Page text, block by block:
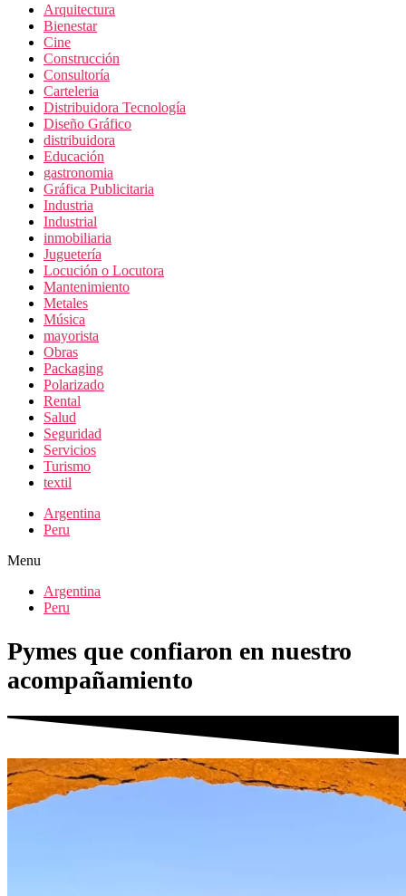
Arquitectura
Bienestar
Cine
Construcción
Consultoría
Carteleria
Distribuidora Tecnología
Diseño Gráfico
distribuidora
Educación
gastronomia
Gráfica Publicitaria
Industria
Industrial
inmobiliaria
Juguetería
Locución o Locutora
Mantenimiento
Metales
Música
mayorista
Obras
Packaging
Polarizado
Rental
Salud
Seguridad
Servicios
Turismo
textil
Argentina
Peru
Menu
Argentina
Peru
Pymes que confiaron en nuestro
acompañamiento